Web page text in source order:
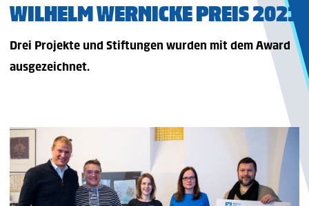
WILHELM WERNICKE PREIS 2021
Drei Projekte und Stiftungen wurden mit dem Award
ausgezeichnet.